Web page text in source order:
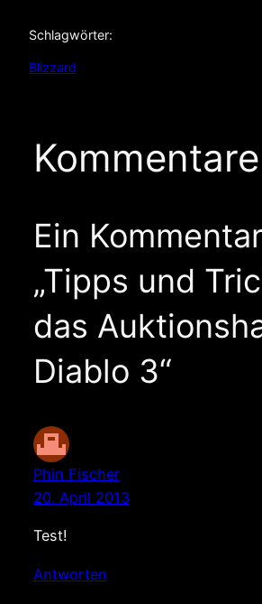
Schlagwörter:
Blizzard
Kommentare
Ein
„Tipps und
das
Diablo 3“
Phin Fischer
20. April 2013
Test!
Antworten